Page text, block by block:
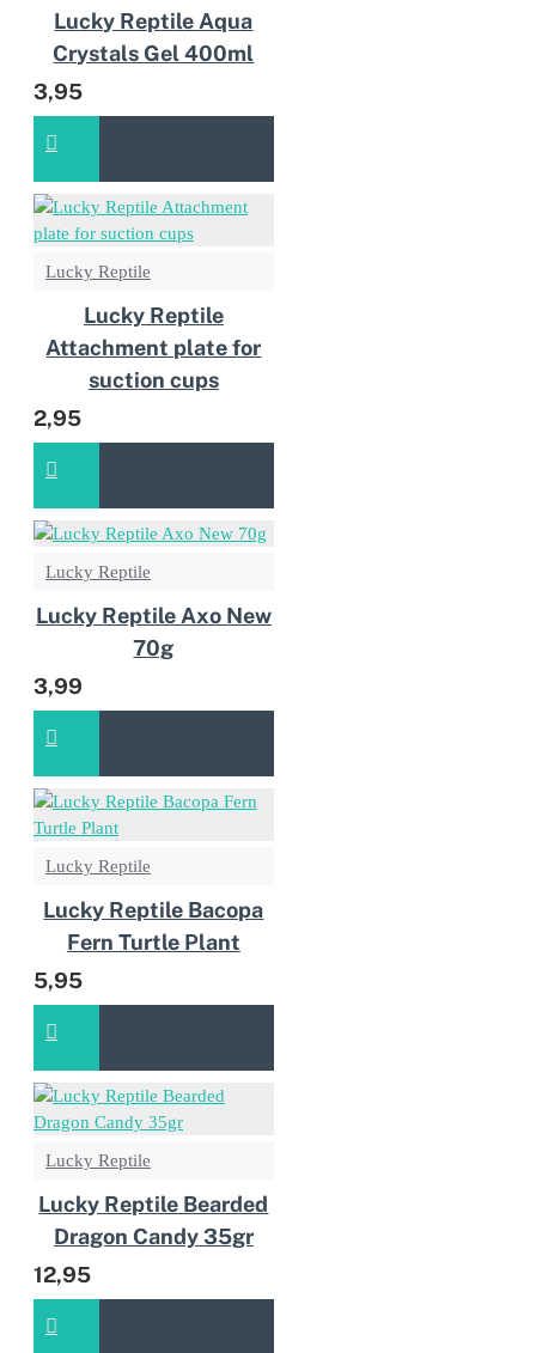
Lucky Reptile Aqua
Crystals Gel 400ml
3,95
Lucky Reptile
Lucky Reptile
Attachment plate for
suction cups
2,95
Lucky Reptile
Lucky Reptile Axo New
70g
3,99
Lucky Reptile
Lucky Reptile Bacopa
Fern Turtle Plant
5,95
Lucky Reptile
Lucky Reptile Bearded
Dragon Candy 35gr
12,95